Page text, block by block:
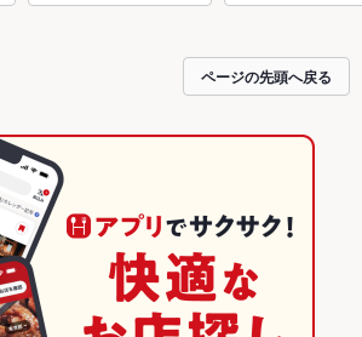
ページの先頭へ戻る